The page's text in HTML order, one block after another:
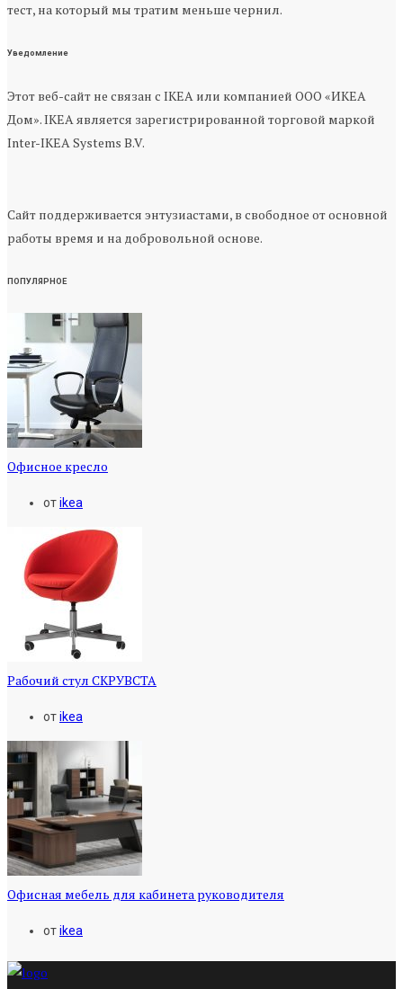
тест, на который мы тратим меньше чернил.
Уведомление
Этот веб-сайт не связан с IKEA или компанией ООО «ИКЕА
Дом». IKEA является зарегистрированной торговой маркой
Inter-IKEA Systems B.V.
Сайт поддерживается энтузиастами, в свободное от основной
работы время и на добровольной основе.
ПОПУЛЯРНОЕ
Офисное кресло
отikea
Рабочий стул СКРУВСТА
отikea
Офисная мебель для кабинета руководителя
отikea